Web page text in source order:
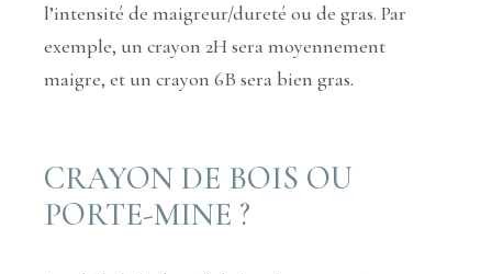
l’intensité de maigreur/dureté ou de gras. Par
exemple, un crayon 2H sera moyennement
maigre, et un crayon 6B sera bien gras.
CRAYON DE BOIS OU
PORTE-MINE ?